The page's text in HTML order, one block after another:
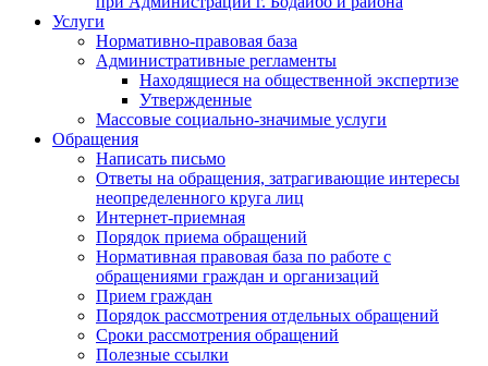
Услуги
Нормативно-правовая база
Административные регламенты
Находящиеся на общественной экспертизе
Утвержденные
Массовые социально-значимые услуги
Обращения
Написать письмо
Ответы на обращения, затрагивающие интересы
неопределенного круга лиц
Интернет-приемная
Порядок приема обращений
Нормативная правовая база по работе с
обращениями граждан и организаций
Прием граждан
Порядок рассмотрения отдельных обращений
Сроки рассмотрения обращений
Полезные ссылки